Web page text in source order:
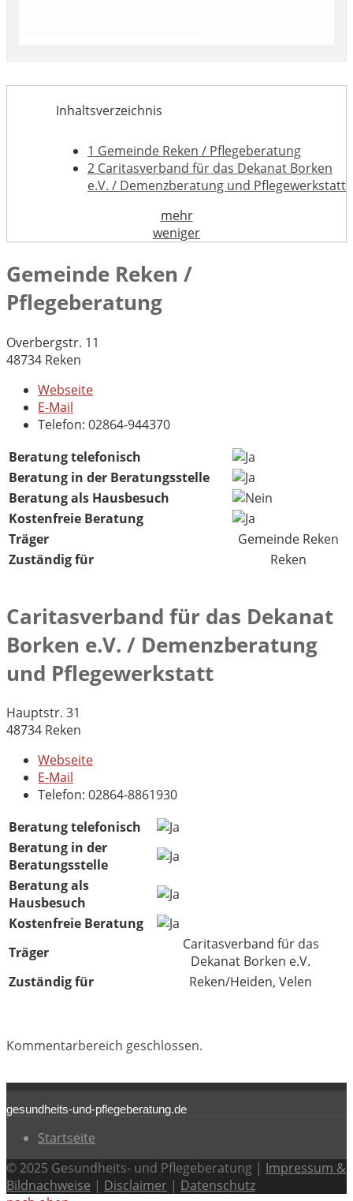
Inhaltsverzeichnis
1 Gemeinde Reken / Pflegeberatung
2 Caritasverband für das Dekanat Borken
e.V. / Demenzberatung und Pflegewerkstatt
mehr
weniger
Gemeinde Reken /
Pflegeberatung
Overbergstr. 11
48734 Reken
Webseite
E-Mail
Telefon: 02864-944370
Beratung telefonisch
Beratung in der Beratungsstelle
Beratung als Hausbesuch
Kostenfreie Beratung
Träger
Gemeinde Reken
Zuständig für
Reken
Caritasverband für das Dekanat
Borken e.V. / Demenzberatung
und Pflegewerkstatt
Hauptstr. 31
48734 Reken
Webseite
E-Mail
Telefon: 02864-8861930
Beratung telefonisch
Beratung in der
Beratungsstelle
Beratung als
Hausbesuch
Kostenfreie Beratung
Träger
Caritasverband für das
Dekanat Borken e.V.
Zuständig für
Reken/Heiden, Velen
Kommentarbereich geschlossen.
gesundheits-und-pflegeberatung.de
Startseite
© 2025 Gesundheits- und Pflegeberatung | Impressum &
Bildnachweise | Disclaimer | Datenschutz